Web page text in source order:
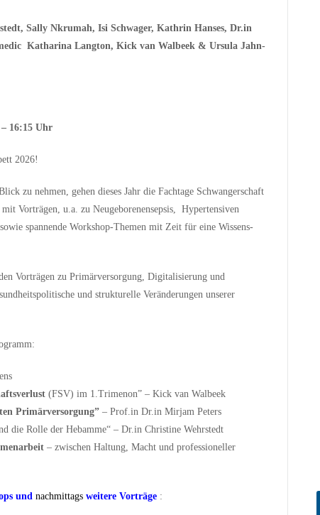
Sally Nkrumah, Isi Schwager, Kathrin Hanses, Dr.in
Katharina Langton, Kick van Walbeek & Ursula Jahn-
16:15 Uhr
2026!
zu nehmen, gehen dieses Jahr die Fachtage Schwangerschaft
Vorträgen, u.a. zu Neugeborenensepsis, Hypertensiven
spannende Workshop-Themen mit Zeit für eine Wissens-
Vorträgen zu Primärversorgung, Digitalisierung und
und strukturelle Veränderungen unserer
(FSV) im 1.Trimenon” – Kick van Walbeek
Primärversorgung” – Prof.in Dr.in Mirjam Peters
die Rolle der Hebamme“ – Dr.in Christine Wehrstedt
– zwischen Haltung, Macht und professioneller
und nachmittags weitere Vorträge :